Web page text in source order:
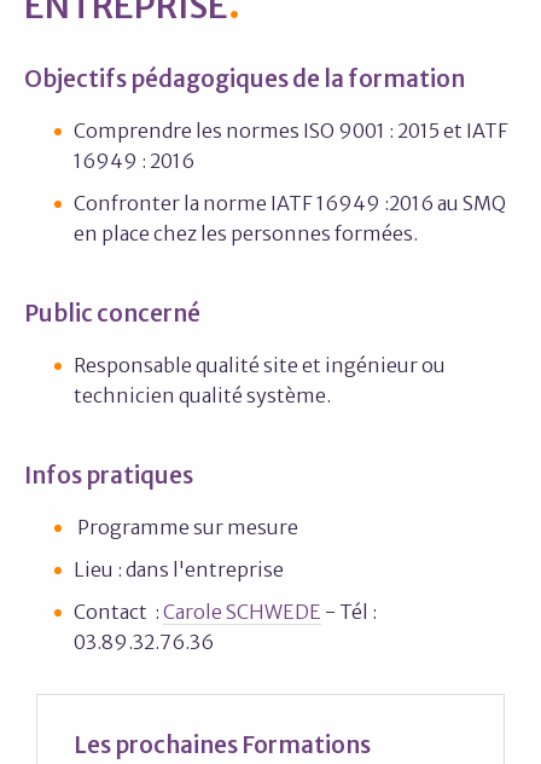
Objectifs pédagogiques de la formation
Comprendre les normes ISO 9001 : 2015 et IATF
16949 : 2016
Confronter la norme IATF 16949 :2016 au SMQ
en place chez les personnes formées.
Public concerné
Responsable qualité site et ingénieur ou
technicien qualité système.
Infos pratiques
Programme sur mesure
Lieu : dans l'entreprise
Contact : Carole SCHWEDE - Tél :
03.89.32.76.36
Les prochaines Formations